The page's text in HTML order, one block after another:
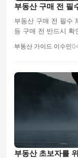
부동산 구매 전 필
부동산 구매 전 필수
등 구매 전 반드시 확
부동산 가이드 이수민
부동산 초보자를